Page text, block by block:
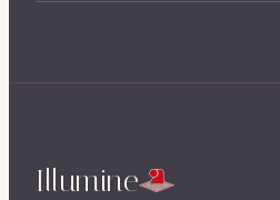
Illumine